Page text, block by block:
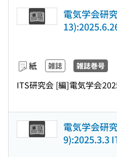
電気学会研
紙 雑誌 雑誌巻号
ITS研究会 [編]電気学会
電気学会研
9):2025.3.3